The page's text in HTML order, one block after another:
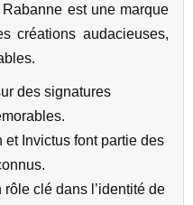
Rabanne est une marque
créations audacieuses,
des signatures
Invictus font partie des
clé dans l’identité de